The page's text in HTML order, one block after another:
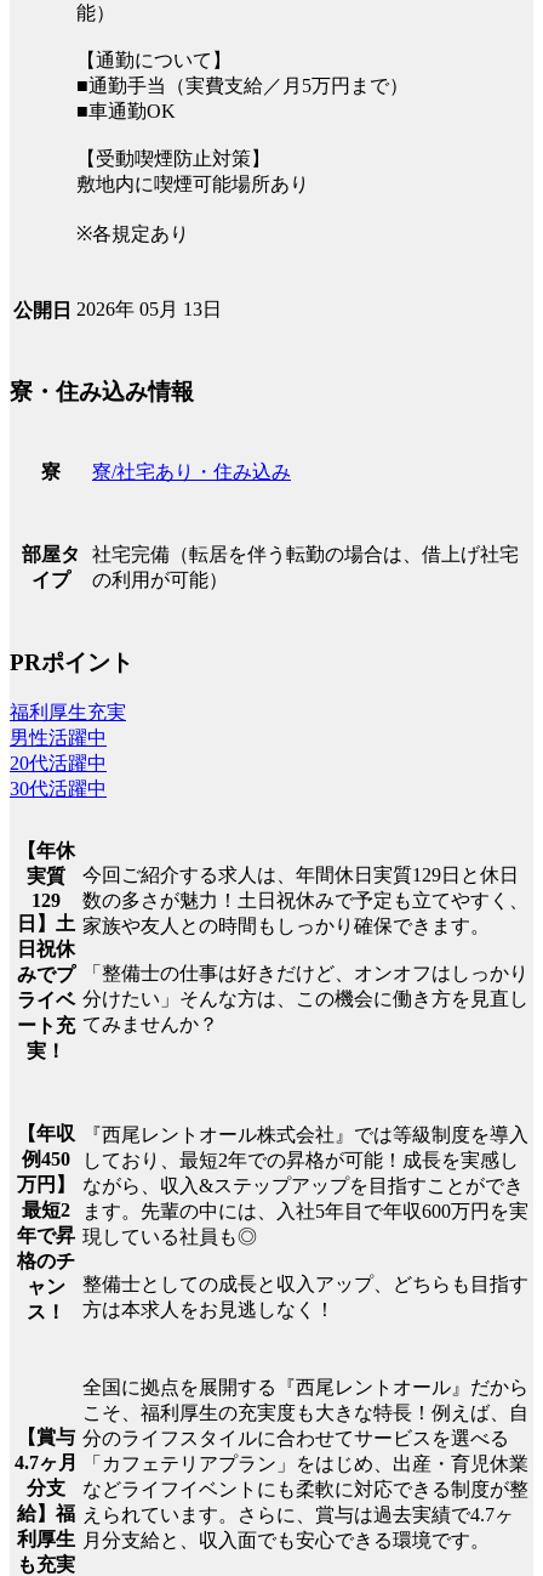
能）
【通勤について】
■通勤手当（実費支給／月5万円まで）
■車通勤OK
【受動喫煙防止対策】
敷地内に喫煙可能場所あり
※各規定あり
公開日 2026年 05月 13日
寮・住み込み情報
寮 寮/社宅あり・住み込み
部屋タ
イプ
社宅完備（転居を伴う転勤の場合は、借上げ社宅
の利用が可能）
PRポイント
福利厚生充実
男性活躍中
20代活躍中
30代活躍中
【年休
実質
129
日】土
日祝休
みでプ
ライベ
ート充
実！
今回ご紹介する求人は、年間休日実質129日と休日
数の多さが魅力！土日祝休みで予定も立てやすく、
家族や友人との時間もしっかり確保できます。
「整備士の仕事は好きだけど、オンオフはしっかり
分けたい」そんな方は、この機会に働き方を見直し
てみませんか？
【年収
例450
万円】
最短2
年で昇
格のチ
ャン
ス！
『西尾レントオール株式会社』では等級制度を導入
しており、最短2年での昇格が可能！成長を実感し
ながら、収入&ステップアップを目指すことができ
ます。先輩の中には、入社5年目で年収600万円を実
現している社員も◎
整備士としての成長と収入アップ、どちらも目指す
方は本求人をお見逃しなく！
【賞与
4.7ヶ月
分支
給】福
利厚生
も充実
全国に拠点を展開する『西尾レントオール』だから
こそ、福利厚生の充実度も大きな特長！例えば、自
分のライフスタイルに合わせてサービスを選べる
「カフェテリアプラン」をはじめ、出産・育児休業
などライフイベントにも柔軟に対応できる制度が整
えられています。さらに、賞与は過去実績で4.7ヶ
月分支給と、収入面でも安心できる環境です。